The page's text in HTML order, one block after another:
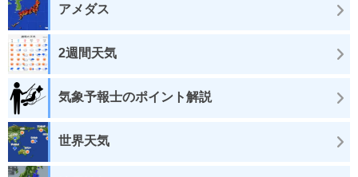
アメダス
2週間天気
気象予報士のポイント解説
世界天気